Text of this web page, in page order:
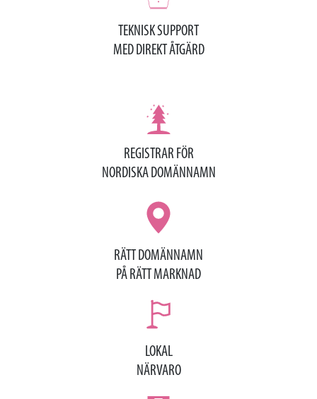
TEKNISK SUPPORT
MED DIREKT ÅTGÄRD
REGISTRAR FÖR
NORDISKA DOMÄNNAMN
RÄTT DOMÄNNAMN
PÅ RÄTT MARKNAD
LOKAL
NÄRVARO